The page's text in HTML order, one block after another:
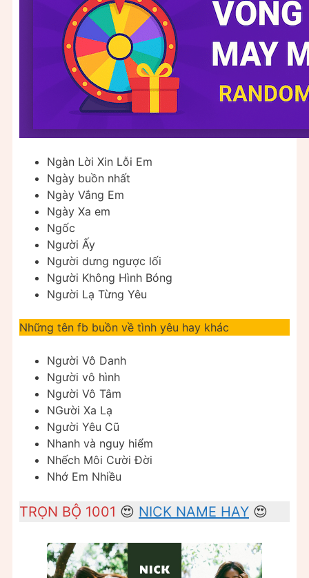
Ngàn Lời Xin Lỗi Em
Ngày buồn nhất
Ngày Vắng Em
Ngày Xa em
Ngốc
Người Ấy
Người dưng ngược lối
Người Không Hình Bóng
Người Lạ Từng Yêu
Những tên fb buồn về tình yêu hay khác
Người Vô Danh
Người vô hình
Người Vô Tâm
NGười Xa Lạ
Người Yêu Cũ
Nhanh và nguy hiểm
Nhếch Môi Cười Đời
Nhớ Em Nhiều
TRỌN BỘ 1001 😍 NICK NAME HAY 😍